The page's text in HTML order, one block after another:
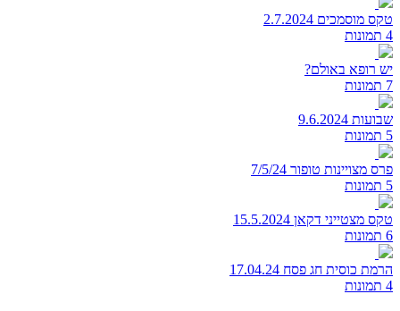
טקס מוסמכים 2.7.2024
4 תמונות
יש רופא באולם?
7 תמונות
שבועות 9.6.2024
5 תמונות
פרס מצויינות טופור 7/5/24
5 תמונות
טקס מצטייני דקאן 15.5.2024
6 תמונות
הרמת כוסית חג פסח 17.04.24
4 תמונות